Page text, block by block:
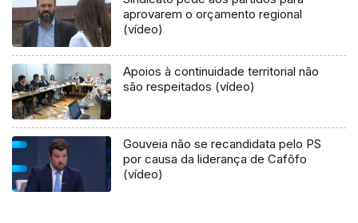
aprovarem o orçamento regional
(vídeo)
Apoios à continuidade territorial não
são respeitados (vídeo)
Gouveia não se recandidata pelo PS
por causa da liderança de Cafôfo
(vídeo)